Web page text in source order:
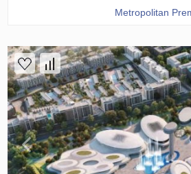
Metropolitan